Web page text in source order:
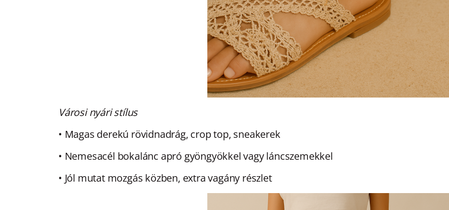
Városi nyári stílus
• Magas derekú rövidnadrág, crop top, sneakerek
• Nemesacél bokalánc apró gyöngyökkel vagy láncszemekkel
• Jól mutat mozgás közben, extra vagány részlet